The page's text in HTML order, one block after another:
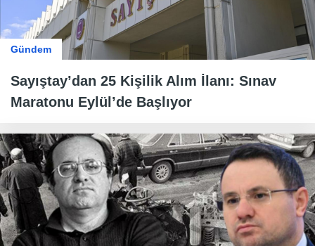
Gündem
Sayıştay’dan 25 Kişilik Alım İlanı: Sınav
Maratonu Eylül’de Başlıyor